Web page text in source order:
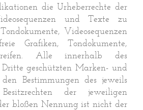
die Urheberrechte der
und Texte zu
Videosequenzen
Grafiken, Tondokumente,
Alle innerhalb des
geschützten Marken- und
Bestimmungen des jeweils
der jeweiligen
bloßen Nennung ist nicht der